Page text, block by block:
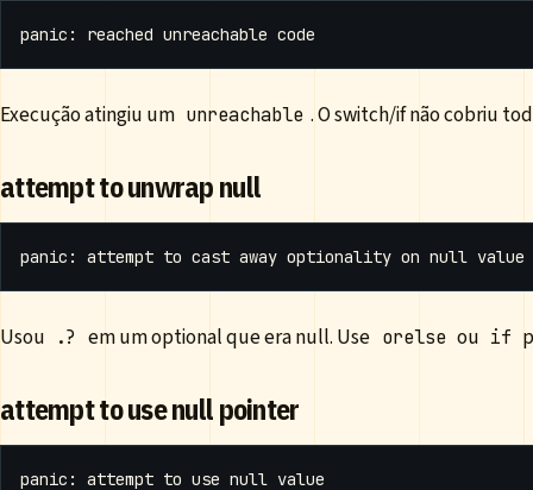
Execução atingiu um unreachable . O switch/if não cobriu
attempt to unwrap null
Usou .? em um optional que era null. Use orelse ou if
attempt to use null pointer